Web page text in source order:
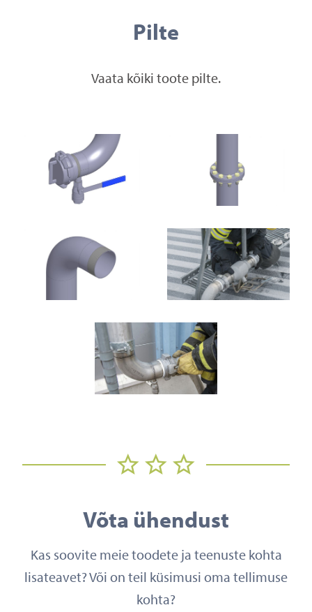
Pilte
Vaata kõiki toote pilte.
Võta ühendust
Kas soovite meie toodete ja teenuste kohta
lisateavet? Või on teil küsimusi oma tellimuse
kohta?